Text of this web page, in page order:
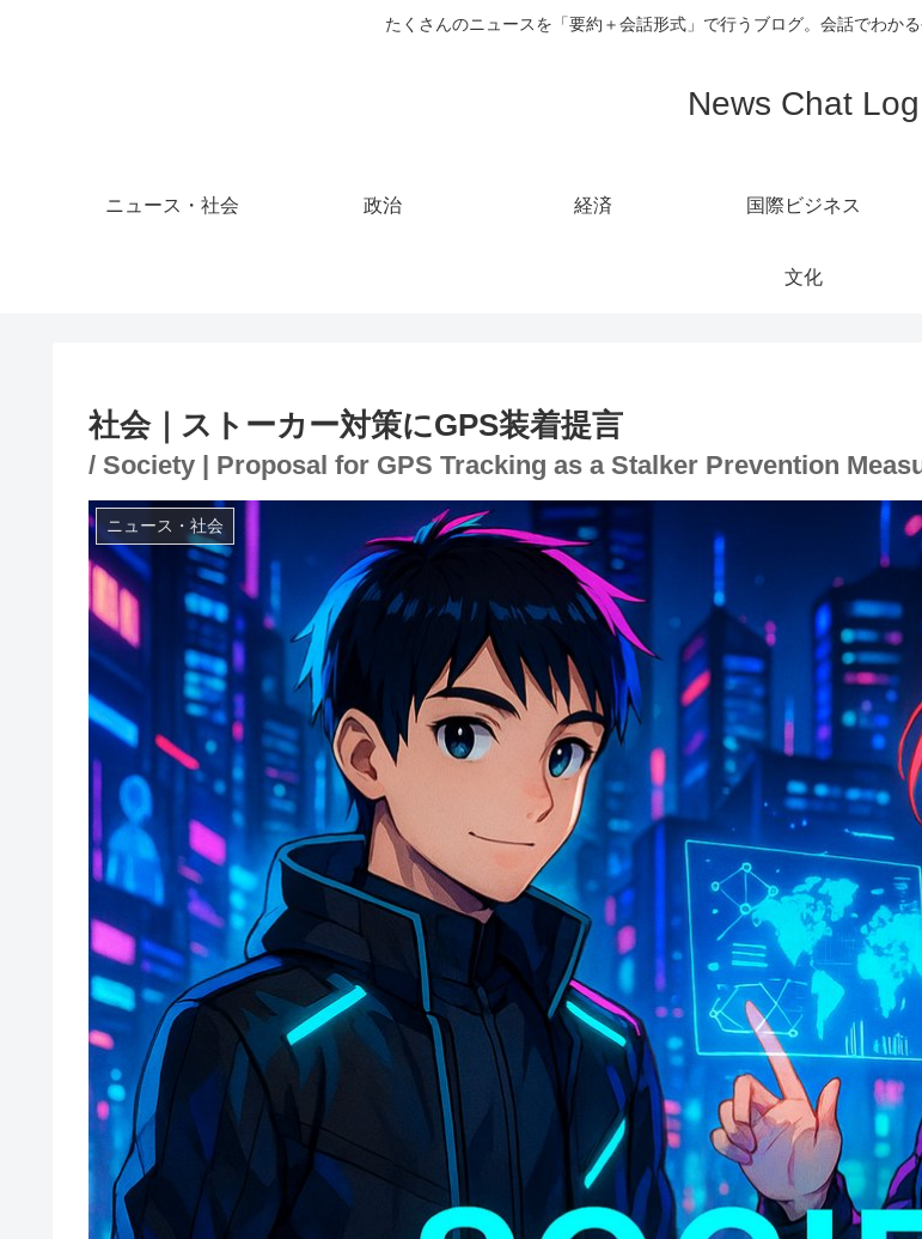
たくさんのニュースを「要約＋会話形式」で行うブログ。会話でわか
News Chat Log
ニュース・社会 政治 経済 国際ビジネス
文化
社会｜ストーカー対策にGPS装着提言
/ Society | Proposal for GPS Tracking as a Stalker Prevention
ニュース・社会